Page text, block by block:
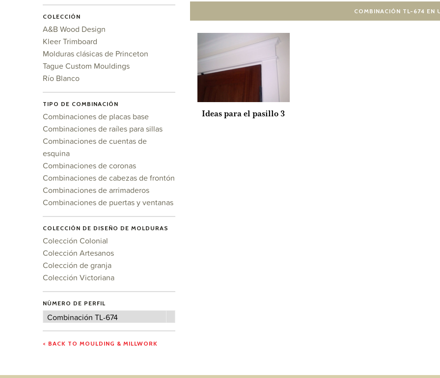
COMBINACIÓN TL-674 EN
Ideas para el pasillo 3
COLECCIÓN
A&B Wood Design
Kleer Trimboard
Molduras clásicas de Princeton
Tague Custom Mouldings
Río Blanco
TIPO DE COMBINACIÓN
Combinaciones de placas base
Combinaciones de raíles para sillas
Combinaciones de cuentas de
esquina
Combinaciones de coronas
Combinaciones de cabezas de frontón
Combinaciones de arrimaderos
Combinaciones de puertas y ventanas
COLECCIÓN DE DISEÑO DE MOLDURAS
Colección Colonial
Colección Artesanos
Colección de granja
Colección Victoriana
NÚMERO DE PERFIL
Número
perfil
Combinación TL-674
< BACK TO MOULDING & MILLWORK